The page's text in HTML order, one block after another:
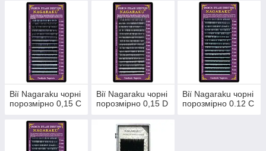
Вії Nagaraku чорні
порозмірно 0,15 С
Вії Nagaraku чорні
порозмірно 0,15 D
Вії Nagaraku чорні
порозмірно 0.12 С